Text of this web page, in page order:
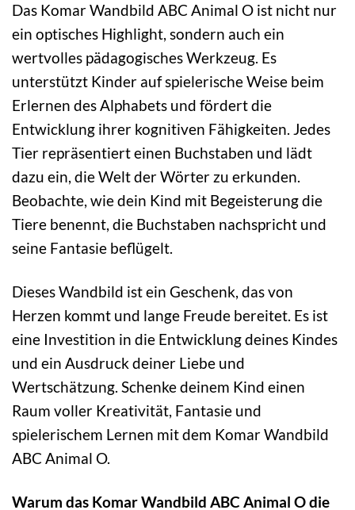
Das Komar Wandbild ABC Animal O ist nicht nur
ein optisches Highlight, sondern auch ein
wertvolles pädagogisches Werkzeug. Es
unterstützt Kinder auf spielerische Weise beim
Erlernen des Alphabets und fördert die
Entwicklung ihrer kognitiven Fähigkeiten. Jedes
Tier repräsentiert einen Buchstaben und lädt
dazu ein, die Welt der Wörter zu erkunden.
Beobachte, wie dein Kind mit Begeisterung die
Tiere benennt, die Buchstaben nachspricht und
seine Fantasie beflügelt.
Dieses Wandbild ist ein Geschenk, das von
Herzen kommt und lange Freude bereitet. Es ist
eine Investition in die Entwicklung deines Kindes
und ein Ausdruck deiner Liebe und
Wertschätzung. Schenke deinem Kind einen
Raum voller Kreativität, Fantasie und
spielerischem Lernen mit dem Komar Wandbild
ABC Animal O.
Warum das Komar Wandbild ABC Animal O die